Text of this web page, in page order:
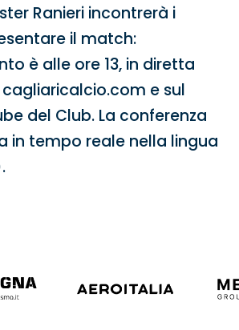
Ranieri incontrerà i
il match:
è alle ore 13, in diretta
e sul
del Club. La conferenza
in tempo reale nella lingua